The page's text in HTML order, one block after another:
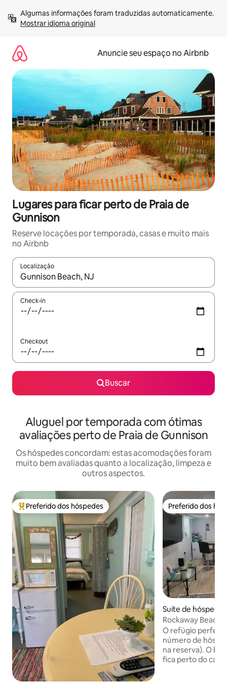
para
Mostrar idioma original
Anuncie seu espaço no Airbnb
Lugares para ficar perto de Praia de
Gunnison
Reserve locações por temporada, casas e muito mais
no Airbnb
Localização
Quando os resultados estiverem disponíveis, explore-os
Check-in
Checkout
Buscar
Aluguel por temporada com ótimas
avaliações perto de Praia de Gunnison
Os hóspedes concordam: estas acomodações foram
muito bem avaliadas quanto a localização, limpeza e
outros aspectos.
Entre os melhores preferidos dos hóspedes
Preferido dos hóspedes Preferido dos
Preferido dos
Suíte de
s
Rockaway
principais pontos
O refúgio perfeito
número de
na reserva). O
fica perto do